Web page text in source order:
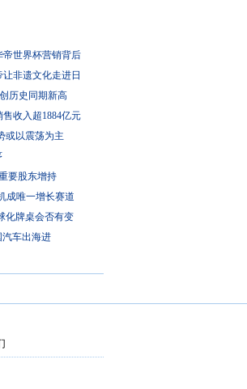
帝世界杯营销背后
非遗文化走进日
历史同期新高
收入超1884亿元
或以震荡为主
要股东增持
成唯一增长赛道
化牌桌会否有变
汽车出海进